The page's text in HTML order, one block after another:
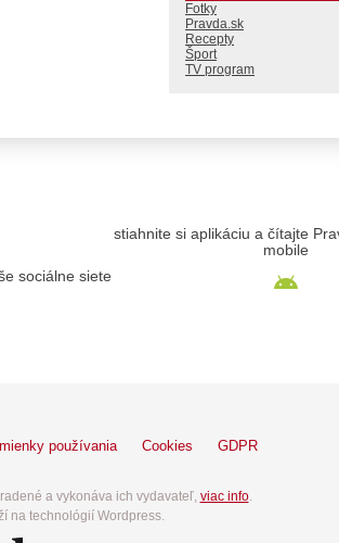
Fotky
Pravda.sk
Recepty
Šport
TV program
sociálne siete
stiahnite si aplikáciu a čítajte
mobile
používania Cookies GDPR
a vykonáva ich vydavateľ, viac info.
na technológií Wordpress.